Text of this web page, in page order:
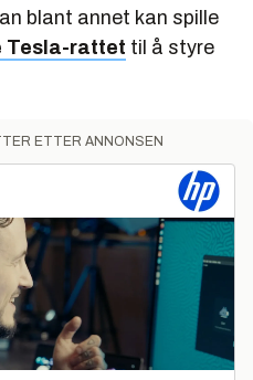
blant annet kan spille
Tesla-rattet til å styre
ETTER ANNONSEN